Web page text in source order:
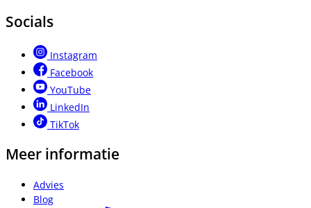
Socials
Instagram
Facebook
YouTube
LinkedIn
TikTok
Meer informatie
Advies
Blog